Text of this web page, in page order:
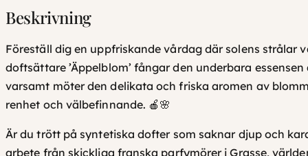
Beskrivning
Föreställ dig en uppfriskande vårdag där solens strålar
doftsättare ’Äppelblom’ fångar den underbara
varsamt möter den delikata och friska aromen av
renhet och välbefinnande. 🍎🌸
Är du trött på syntetiska dofter som saknar djup och
arbete från skickliga franska parfymörer i Grasse,